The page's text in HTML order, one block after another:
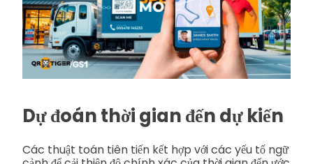
Dự đoán thời gian đến dự kiến
Các thuật toán tiên tiến kết hợp với các yếu tố ngữ